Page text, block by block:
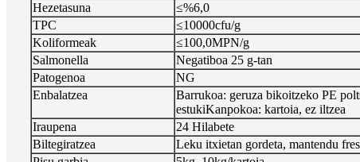
Hezetasuna
≤%6,0
TPC
≤10000cfu/g
Koliformeak
≤100,0MPN/g
Salmonella
Negatiboa 25 g-tan
Patogenoa
NG
Enbalatzea
Barrukoa: geruza bikoitzeko PE
estukiKanpokoa: kartoia, ez iltzea
Iraupena
24 Hilabete
Biltegiratzea
Leku itxietan gordeta, mantendu